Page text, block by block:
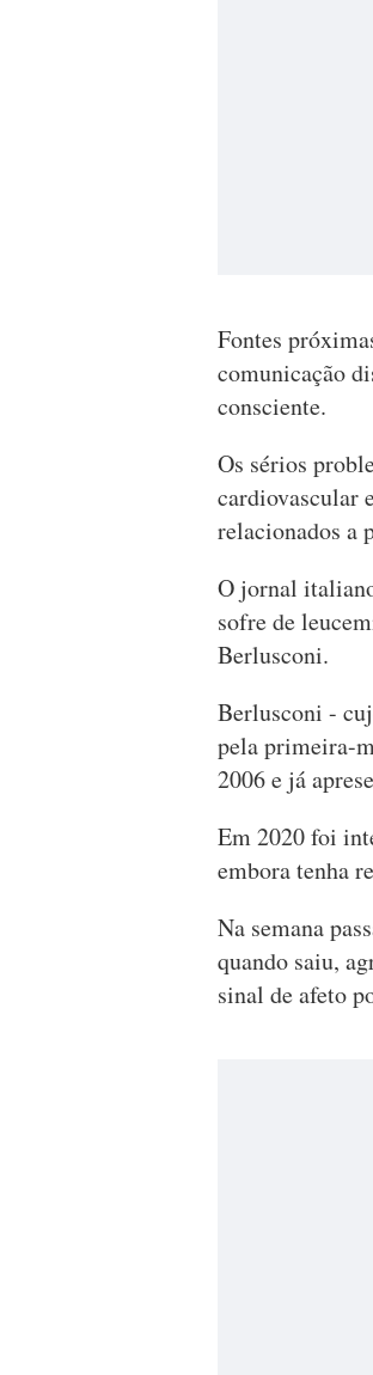
Fontes
comunicação
consciente.
Os sérios
cardiovascular
relacionados a
O jornal
sofre de
Berlusconi.
Berlusconi -
pela primeira-
2006 e já
Em 2020 foi
embora tenha
Na semana
quando saiu,
sinal de afeto